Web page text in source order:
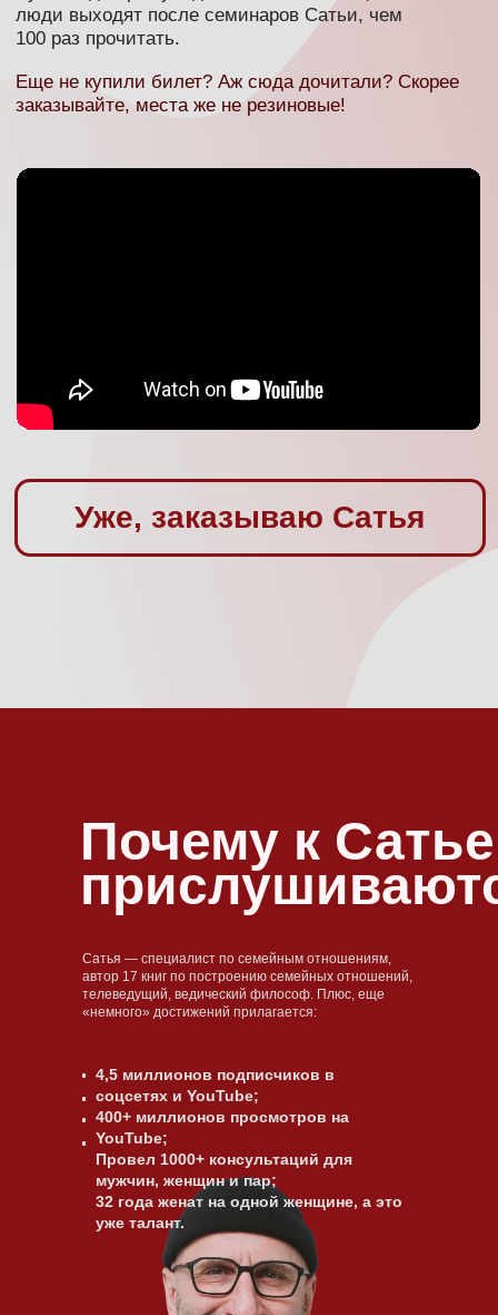
Сатья — специалист по семейным отношениям,
автор 17 книг по построению семейных отношений,
телеведущий, ведический философ. Плюс, еще
«немного» достижений прилагается:
Почему к Сатье
4,5 миллионов подписчиков в
соцсетях и YouTube;
400+ миллионов просмотров на
YouTube;
Провел 1000+ консультаций для
мужчин, женщин и пар;
32 года женат на одной женщине, а это
уже талант.